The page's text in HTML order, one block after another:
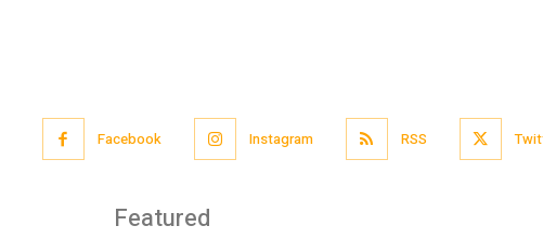
Facebook Instagram RSS
Featured